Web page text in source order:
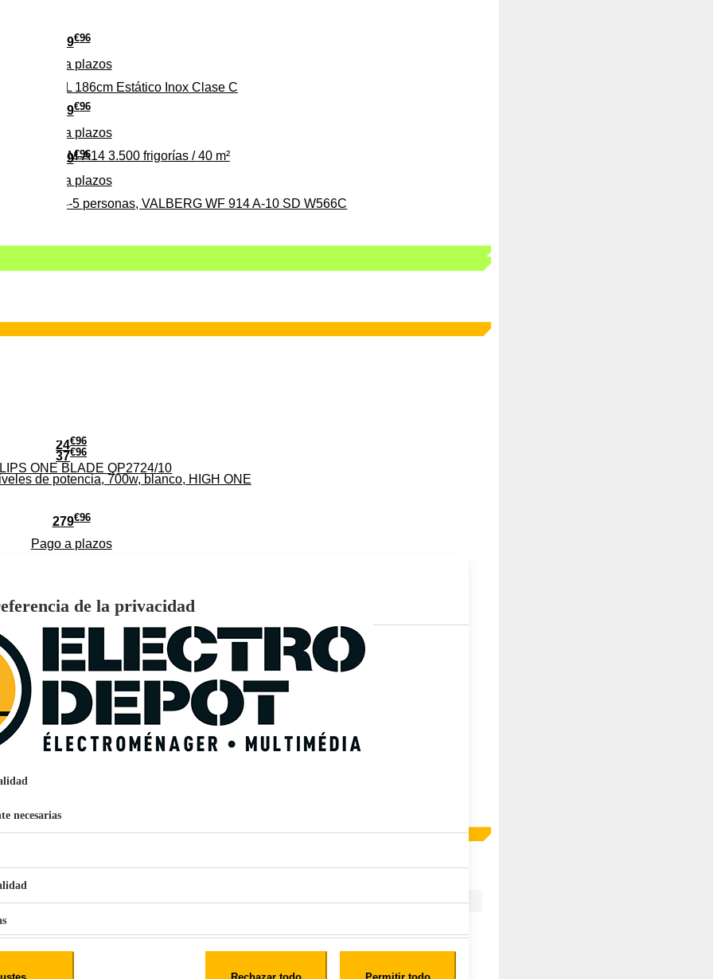
279€96
Pago a plazos
para 4-5 personas, VALBERG WF 914 A-10 SD W566C
349€96
Pago a plazos
C 315L 186cm Estático Inox Clase C
37€96
de potencia, 700w, blanco, HIGH ONE
369€96
Pago a plazos
CLIM-A14 3.500 frigorías / 40 m²
24€96
ONE BLADE QP2724/10
279€96
Pago a plazos
EL 4K Ultra HD con Sistema VIDAA WiFi HDMI
Pago aplazos
EcoTank EPSON ET-2861
ELECTRO DEPOT
No
Peligroso. Lea las advertencias de uso.
de la privacidad
necesarias
Rechazar todo Permitir todo